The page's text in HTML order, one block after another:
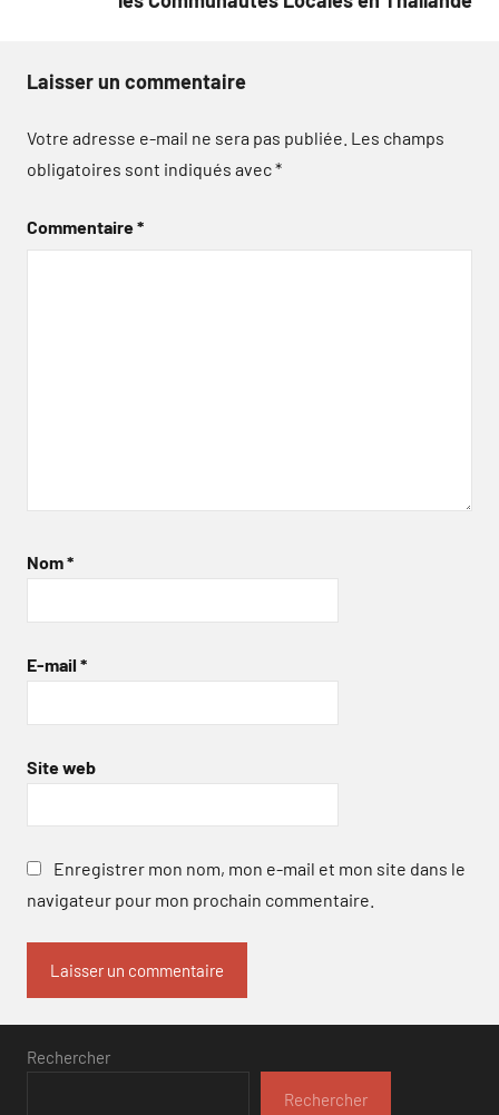
Laisser un commentaire
Votre adresse e-mail ne sera pas publiée. Les champs
obligatoires sont indiqués avec*
Commentaire*
Nom*
E-mail *
Site web
Enregistrer mon nom, mon e-mail et mon site dans le
navigateur pour mon prochain commentaire.
Rechercher
Rechercher